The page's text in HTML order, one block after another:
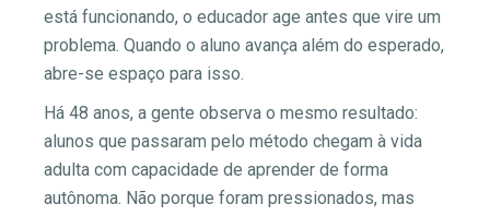
está funcionando, o educador age antes que vire um
problema. Quando o aluno avança além do esperado,
abre-se espaço para isso.
Há 48 anos, a gente observa o mesmo resultado:
alunos que passaram pelo método chegam à vida
adulta com capacidade de aprender de forma
autônoma. Não porque foram pressionados, mas